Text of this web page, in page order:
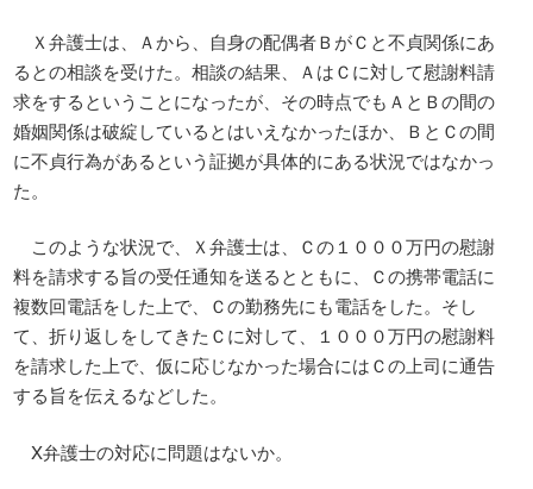
Ｘ弁護士は、Ａから、自身の配偶者ＢがＣと不貞関係にあ
るとの相談を受けた。相談の結果、ＡはＣに対して慰謝料請
求をするということになったが、その時点でもＡとＢの間の
婚姻関係は破綻しているとはいえなかったほか、ＢとＣの間
に不貞行為があるという証拠が具体的にある状況ではなかっ
た。
このような状況で、Ｘ弁護士は、Ｃの１０００万円の慰謝
料を請求する旨の受任通知を送るとともに、Ｃの携帯電話に
複数回電話をした上で、Ｃの勤務先にも電話をした。そし
て、折り返しをしてきたＣに対して、１０００万円の慰謝料
を請求した上で、仮に応じなかった場合にはＣの上司に通告
する旨を伝えるなどした。
X弁護士の対応に問題はないか。